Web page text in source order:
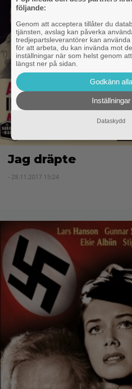
Jag dräpte
- 28.11.2017 15:24
följande:
Genom att acceptera tillåter du
tjänsten, avslag kan påverka
tredjepartsleverantörer kan
för att arbeta, du kan invända mot
inställningar när som helst genom
längst ner på sidan.
Godkänn alla
Inställningar
Dataskydd